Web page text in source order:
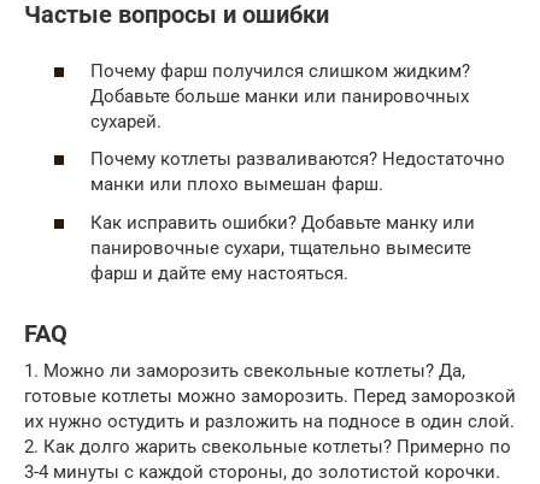
Частые вопросы и ошибки
Почему фарш получился слишком жидким?
Добавьте больше манки или панировочных
сухарей.
Почему котлеты разваливаются? Недостаточно
манки или плохо вымешан фарш.
Как исправить ошибки? Добавьте манку или
панировочные сухари, тщательно вымесите
фарш и дайте ему настояться.
FAQ
1. Можно ли заморозить свекольные котлеты? Да,
готовые котлеты можно заморозить. Перед заморозкой
их нужно остудить и разложить на подносе в один слой.
2. Как долго жарить свекольные котлеты? Примерно по
3-4 минуты с каждой стороны, до золотистой корочки.